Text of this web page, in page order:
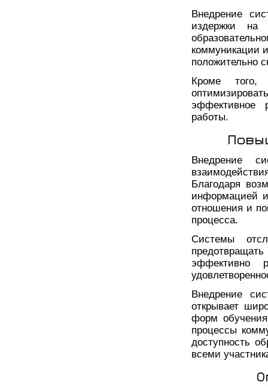
Внедрение
издержки на
коммуникации
положительно
Кроме
эффективное
работы.
Внедрение
Благодаря
информацией
отношения и
процесса.
Системы
эффективно
Внедрение
открывает
форм
процессы
доступность
всеми